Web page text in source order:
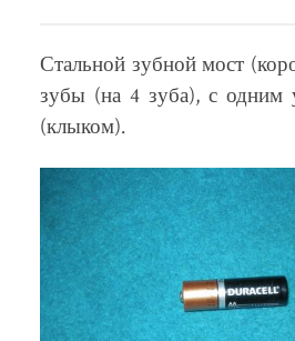
Стальной зубной мост
зубы (на 4 зуба), с одним
(клыком).